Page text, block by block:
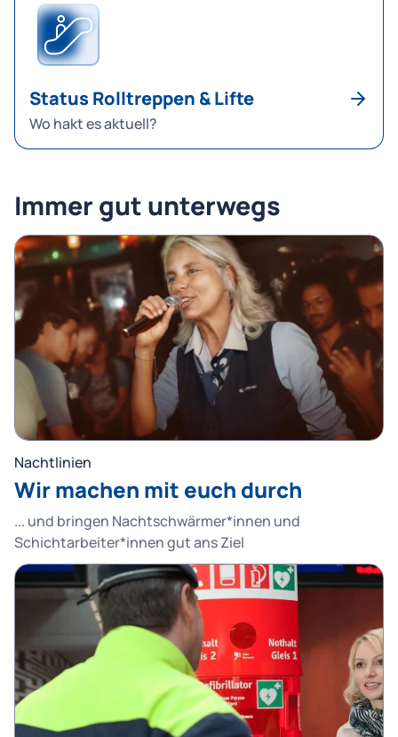
Status Rolltreppen & Lifte
Wo hakt es aktuell?
Immer gut unterwegs
Nachtlinien
Wir machen mit euch durch
... und bringen Nachtschwärmer*innen und
Schichtarbeiter*innen gut ans Ziel